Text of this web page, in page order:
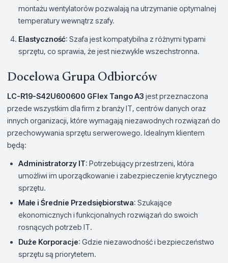
montażu wentylatorów pozwalają na utrzymanie optymalnej
temperatury wewnątrz szafy.
Elastyczność: Szafa jest kompatybilna z różnymi typami
sprzętu, co sprawia, że jest niezwykle wszechstronna.
Docelowa Grupa Odbiorców
LC-R19-S42U600600 GFlex Tango A3 jest przeznaczona
przede wszystkim dla firm z branży IT, centrów danych oraz
innych organizacji, które wymagają niezawodnych rozwiązań do
przechowywania sprzętu serwerowego. Idealnym klientem
będą:
Administratorzy IT: Potrzebujący przestrzeni, która
umożliwi im uporządkowanie i zabezpieczenie krytycznego
sprzętu.
Małe i Średnie Przedsiębiorstwa: Szukające
ekonomicznych i funkcjonalnych rozwiązań do swoich
rosnących potrzeb IT.
Duże Korporacje: Gdzie niezawodność i bezpieczeństwo
sprzętu są priorytetem.